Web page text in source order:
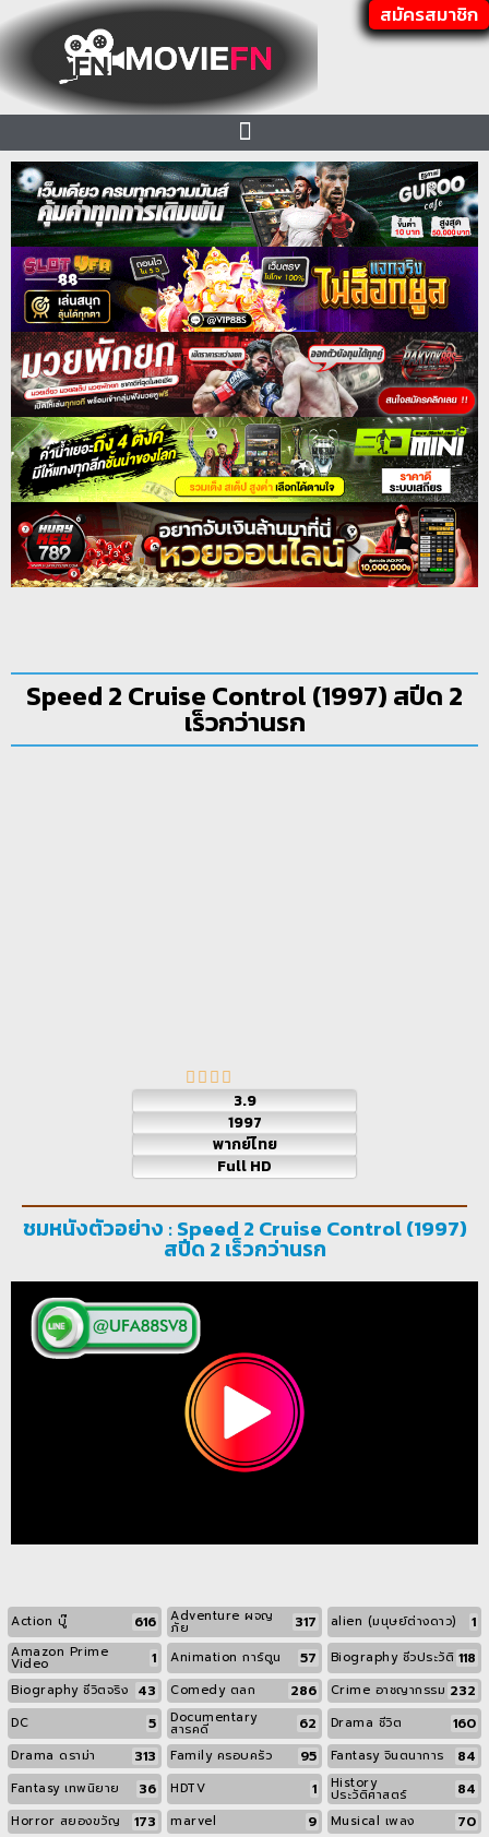
สมัครสมาชิก
Speed 2 Cruise Control (1997) สปีด 2
เร็วกว่านรก
3.9
1997
พากย์ไทย
Full HD
ชมหนังตัวอย่าง : Speed 2 Cruise Control (1997)
สปีด 2 เร็วกว่านรก
Action บู๊ 616 Adventure ผจญ
ภัย 317 alien (มนุษย์ต่างดาว) 1
Amazon Prime
Video 1 Animation การ์ตูน 57 Biography ชีวประวัติ 118
Biography ชีวิตจริง 43 Comedy ตลก 286 Crime อาชญากรรม 232
DC 5 Documentary
สารคดี 62 Drama ชีวิต 160
Drama ดราม่า 313 Family ครอบครัว 95 Fantasy จินตนาการ 84
Fantasy เทพนิยาย 36 HDTV 1 History
ประวัติศาสตร์ 84
Horror สยองขวัญ 173 marvel 9 Musical เพลง 70